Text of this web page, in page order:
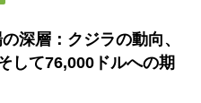
深層：クジラの動向、
して76,000ドルへの期